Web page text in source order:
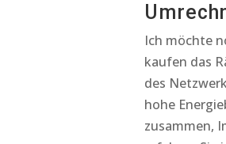
Ich möchte
kaufen das
des
hohe
zusammen,